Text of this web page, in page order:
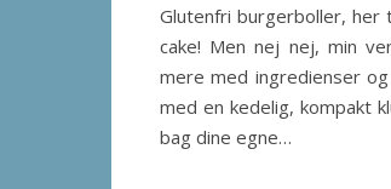
Glutenfri burgerboller, her
cake! Men nej nej, min
mere med ingredienser
med en kedelig, kompakt
bag dine egne…